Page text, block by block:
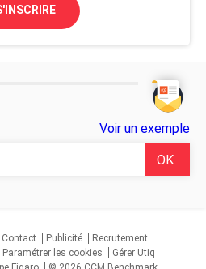
Voir un exemple
Contact Publicité
Recrutement
Paramétrer les cookies
Gérer Utiq